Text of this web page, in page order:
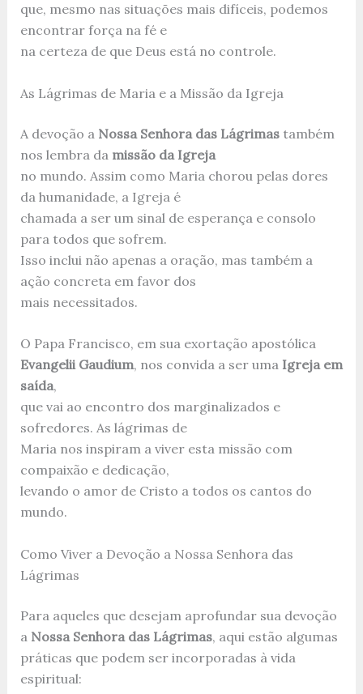
que, mesmo nas situações mais difíceis, podemos
encontrar força na fé e
na certeza de que Deus está no controle.
As Lágrimas de Maria e a Missão da Igreja
A devoção a Nossa Senhora das Lágrimastambém
nos lembra da missão da Igreja
no mundo. Assim como Maria chorou pelas dores
da humanidade, a Igreja é
chamada a ser um sinal de esperança e consolo
para todos que sofrem.
Isso inclui não apenas a oração, mas também a
ação concreta em favor dos
mais necessitados.
O Papa Francisco, em sua exortação apostólica
Evangelii Gaudium, nos convida a ser uma Igreja em
saída,
que vai ao encontro dos marginalizados e
sofredores. As lágrimas de
Maria nos inspiram a viver esta missão com
compaixão e dedicação,
levando o amor de Cristo a todos os cantos do
mundo.
Como Viver a Devoção a Nossa Senhora das
Lágrimas
Para aqueles que desejam aprofundar sua devoção
a Nossa Senhora das Lágrimas, aqui estão algumas
práticas que podem ser incorporadas à vida
espiritual: